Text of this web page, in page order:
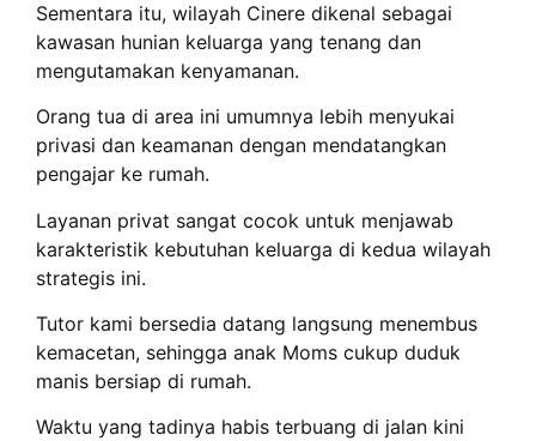
Sementara itu, wilayah Cinere dikenal sebagai
kawasan hunian keluarga yang tenang dan
mengutamakan kenyamanan.
Orang tua di area ini umumnya lebih menyukai
privasi dan keamanan dengan mendatangkan
pengajar ke rumah.
Layanan privat sangat cocok untuk menjawab
karakteristik kebutuhan keluarga di kedua wilayah
strategis ini.
Tutor kami bersedia datang langsung menembus
kemacetan, sehingga anak Moms cukup duduk
manis bersiap di rumah.
Waktu yang tadinya habis terbuang di jalan kini